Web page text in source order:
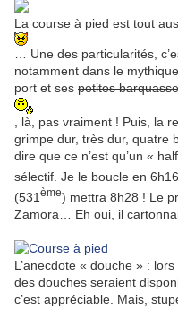
La course à pied est tout
… Une des particularités,
notamment dans le
port et ses petites
, là, pas vraiment ! Puis, la
grimpe dur, très dur, quatre
dire que ce n’est qu’un «
sélectif. Je le boucle en
(531 ème) mettra 8h28 ! Le
Zamora… Eh oui, il
L’anecdote « douche » : lors
des douches seraient
c’est appréciable. Mais,